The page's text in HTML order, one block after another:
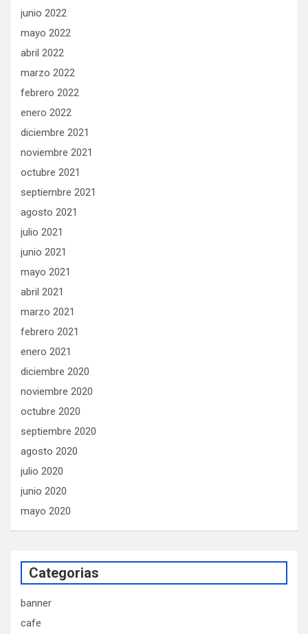
junio 2022
mayo 2022
abril 2022
marzo 2022
febrero 2022
enero 2022
diciembre 2021
noviembre 2021
octubre 2021
septiembre 2021
agosto 2021
julio 2021
junio 2021
mayo 2021
abril 2021
marzo 2021
febrero 2021
enero 2021
diciembre 2020
noviembre 2020
octubre 2020
septiembre 2020
agosto 2020
julio 2020
junio 2020
mayo 2020
Categorias
banner
cafe